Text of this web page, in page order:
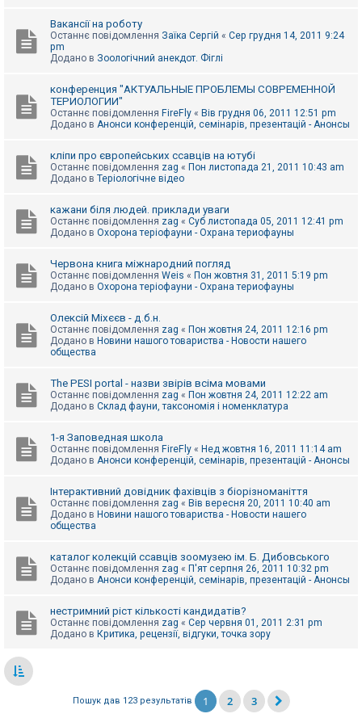
Вакансії на роботу
Останнє повідомлення Заїка Сергій « Сер грудня 14, 2011 9:24
pm
Додано в Зоологічний анекдот. Фіглі
конференция "АКТУАЛЬНЫЕ ПРОБЛЕМЫ СОВРЕМЕННОЙ
ТЕРИОЛОГИИ"
Останнє повідомлення FireFly « Вів грудня 06, 2011 12:51 pm
Додано в Анонси конференцій, семінарів, презентацій - Анонсы
кліпи про європейських ссавців на ютубі
Останнє повідомлення zag « Пон листопада 21, 2011 10:43 am
Додано в Теріологічне відео
кажани біля людей. приклади уваги
Останнє повідомлення zag « Суб листопада 05, 2011 12:41 pm
Додано в Охорона теріофауни - Охрана териофауны
Червона книга міжнародний погляд
Останнє повідомлення Weis « Пон жовтня 31, 2011 5:19 pm
Додано в Охорона теріофауни - Охрана териофауны
Олексій Міхєєв - д.б.н.
Останнє повідомлення zag « Пон жовтня 24, 2011 12:16 pm
Додано в Новини нашого товариства - Новости нашего
общества
The PESI portal - назви звірів всіма мовами
Останнє повідомлення zag « Пон жовтня 24, 2011 12:22 am
Додано в Склад фауни, таксономія і номенклатура
1-я Заповедная школа
Останнє повідомлення FireFly « Нед жовтня 16, 2011 11:14 am
Додано в Анонси конференцій, семінарів, презентацій - Анонсы
Інтерактивний довідник фахівців з біорізноманіття
Останнє повідомлення zag « Вів вересня 20, 2011 10:40 am
Додано в Новини нашого товариства - Новости нашего
общества
каталог колекцій ссавців зоомузею ім. Б. Дибовського
Останнє повідомлення zag « П'ят серпня 26, 2011 10:32 pm
Додано в Анонси конференцій, семінарів, презентацій - Анонсы
нестримний ріст кількості кандидатів?
Останнє повідомлення zag « Сер червня 01, 2011 2:31 pm
Додано в Критика, рецензії, відгуки, точка зору
Пошук дав 123 результатів 1 2 3